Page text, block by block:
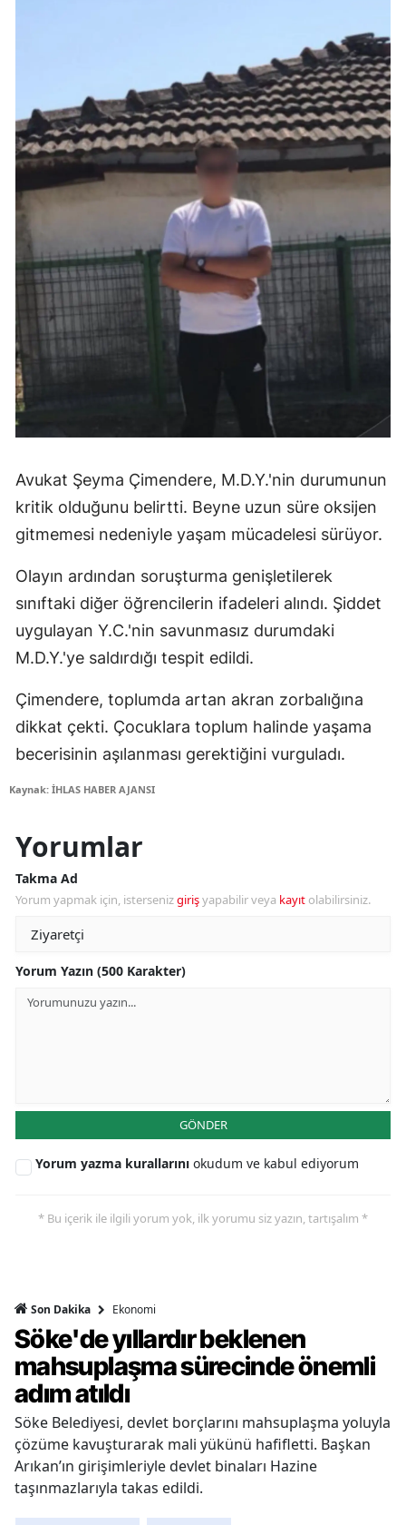
Avukat Şeyma Çimendere, M.D.Y.'nin durumunun
kritik olduğunu belirtti. Beyne uzun süre oksijen
gitmemesi nedeniyle yaşam mücadelesi sürüyor.
Olayın ardından soruşturma genişletilerek
sınıftaki diğer öğrencilerin ifadeleri alındı. Şiddet
uygulayan Y.C.'nin savunmasız durumdaki
M.D.Y.'ye saldırdığı tespit edildi.
Çimendere, toplumda artan akran zorbalığına
dikkat çekti. Çocuklara toplum halinde yaşama
becerisinin aşılanması gerektiğini vurguladı.
Kaynak: İHLAS HABER AJANSI
Yorumlar
Takma Ad
Yorum yapmak için, istersenizgirişyapabilir veya kayıt olabilirsiniz.
Yorum Yazın (500 Karakter)
GÖNDER
Yorum yazma kurallarını okudum ve kabul ediyorum
* Bu içerik ile ilgili yorum yok, ilk yorumu siz yazın, tartışalım *
Son Dakika Ekonomi
Söke'de yıllardır beklenen
mahsuplaşma sürecinde önemli
adım atıldı
Söke Belediyesi, devlet borçlarını mahsuplaşma yoluyla
çözüme kavuşturarak mali yükünü hafifletti. Başkan
Arıkan’ın girişimleriyle devlet binaları Hazine
taşınmazlarıyla takas edildi.